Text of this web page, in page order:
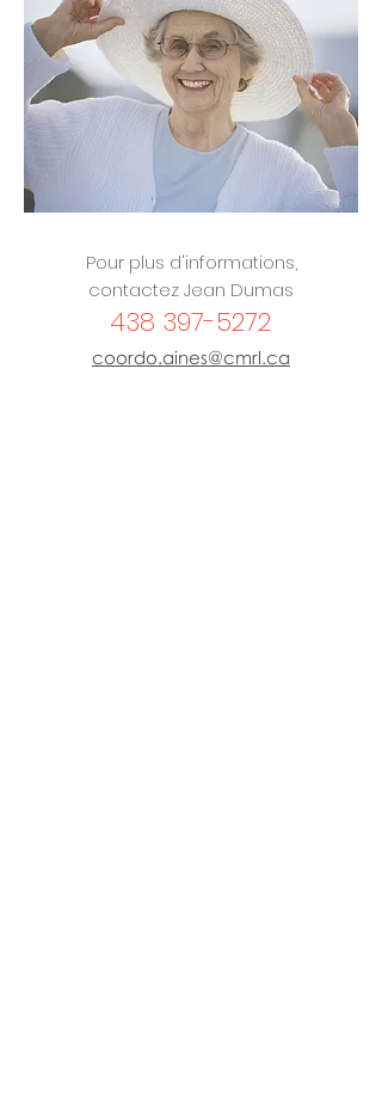
Pour plus d'informations,
contactez Jean Dumas
438 397-5272
coordo.aines@cmrl.ca